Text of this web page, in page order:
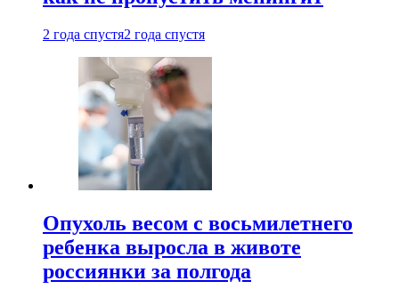
2 года спустя2 года спустя
Опухоль весом с восьмилетнего
ребенка выросла в животе
россиянки за полгода